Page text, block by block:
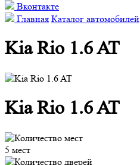
Вконтакте
Главная Каталог автомобилей
Kia Rio 1.6 AT
Kia Rio 1.6 AT
5 мест